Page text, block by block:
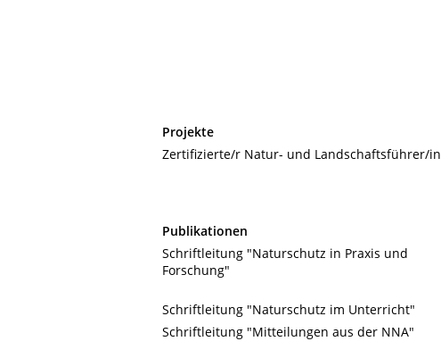
Projekte
Zertifizierte/r Natur- und Landschaftsführer/in
Publikationen
Schriftleitung "Naturschutz in Praxis und
Forschung"
Schriftleitung "Naturschutz im Unterricht"
Schriftleitung "Mitteilungen aus der NNA"